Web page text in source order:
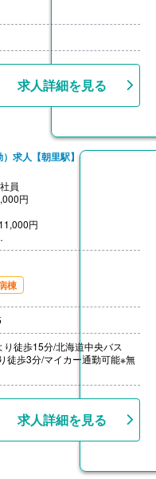
求人詳細を見る
求人【朝里駅】
員
円
円
分）※前年度実績
円/月）
上
棟
徒歩15分/北海道中央バス
徒歩3分/マイカー通勤可能※無
求人詳細を見る